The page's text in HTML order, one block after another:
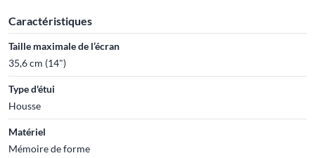
Caractéristiques
Taille maximale de l’écran
35,6 cm (14")
Type d'étui
Housse
Matériel
Mémoire de forme